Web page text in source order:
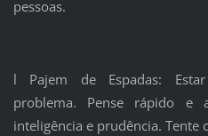
pessoas.
l Pajem de Espadas:
problema. Pense rápido e
inteligência e prudência. Tente